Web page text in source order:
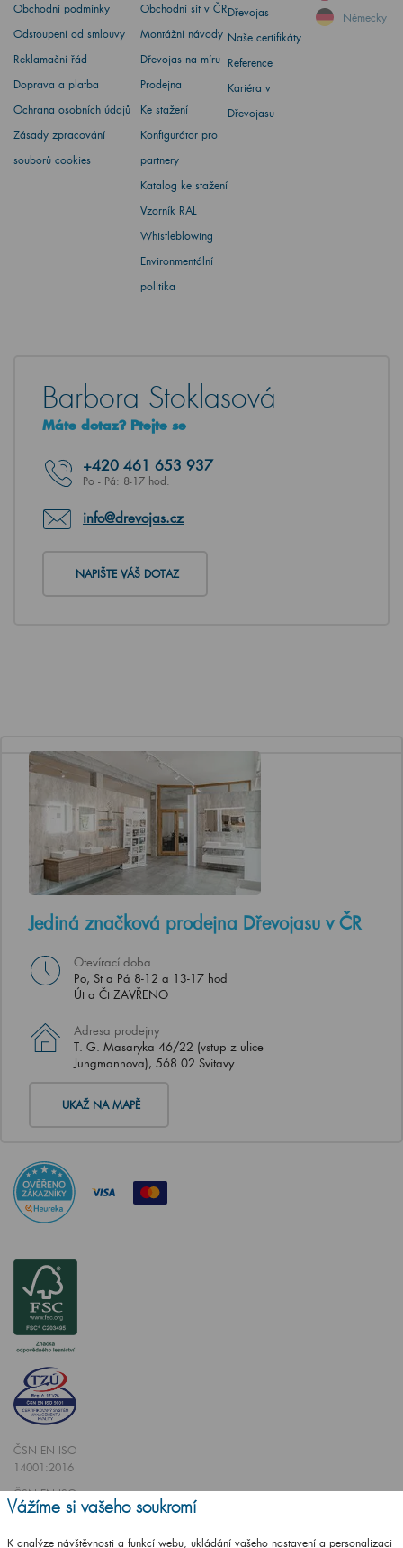
Obchodní podmínky
Odstoupení od smlouvy
Reklamační řád
Doprava a platba
Ochrana osobních údajů
Zásady zpracování
souborů cookies
Obchodní síť v ČR
Montážní návody
Dřevojas na míru
Prodejna
Ke stažení
Konfigurátor pro
partnery
Katalog ke stažení
Vzorník RAL
Whistleblowing
Environmentální
politika
Dřevojas
Naše certifikáty
Reference
Kariéra v
Dřevojasu
Německy
Barbora Stoklasová
Máte dotaz? Ptejte se
+420 461 653 937
Po - Pá: 8-17 hod.
info@drevojas.cz
NAPIŠTE VÁŠ DOTAZ
Jediná značková prodejna Dřevojasu v ČR
Otevírací doba
Po, St a Pá 8-12 a 13-17 hod
Út a Čt ZAVŘENO
Adresa prodejny
T. G. Masaryka 46/22 (vstup z ulice
Jungmannova), 568 02 Svitavy
UKAŽ NA MAPĚ
ČSN EN ISO
14001:2016
ČSN EN ISO
9001:2016
Vážíme si vašeho soukromí
K analýze návštěvnosti a funkcí webu, ukládání vašeho nastavení a personalizaci